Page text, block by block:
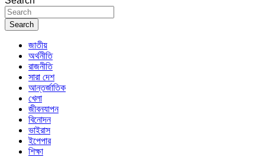
Search
জাতীয়
অর্থনীতি
রাজনীতি
সারা দেশ
আন্তর্জাতিক
খেলা
জীবনযাপন
বিনোদন
ভাইরাস
ইপেপার
শিক্ষা